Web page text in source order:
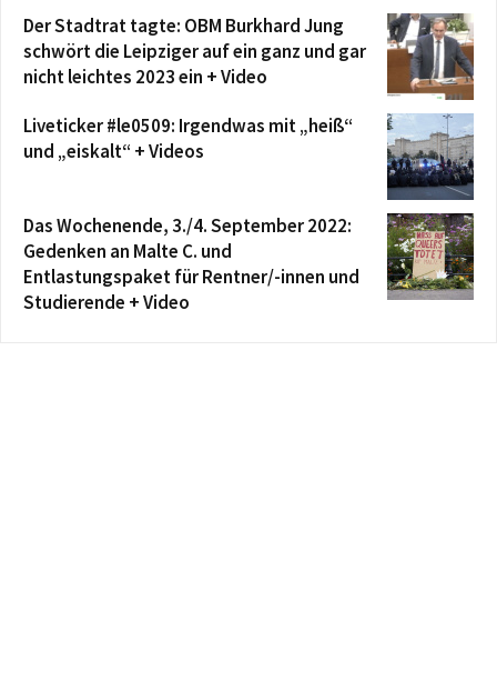
Der Stadtrat tagte: OBM Burkhard Jung
schwört die Leipziger auf ein ganz und gar
nicht leichtes 2023 ein + Video
Liveticker #le0509: Irgendwas mit „heiß“
und „eiskalt“ + Videos
Das Wochenende, 3./4. September 2022:
Gedenken an Malte C. und
Entlastungspaket für Rentner/-innen und
Studierende + Video